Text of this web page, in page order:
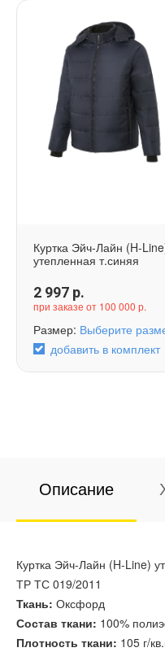
Куртка Эйч-Лайн (H-
утепленная т.синяя
2 997 р.
при заказе от 100 000 р.
Размер: Выберите
добавить в комплект
Описание
Куртка Эйч-Лайн (H-Line)
ТР ТС 019/2011
Ткань: Оксфорд
Состав ткани: 100%
Плотность ткани: 105 г/